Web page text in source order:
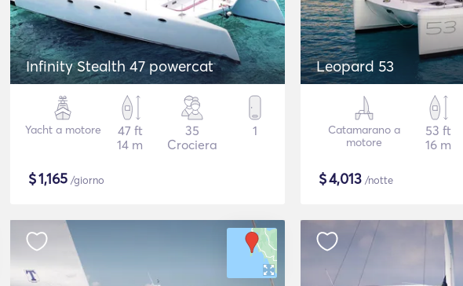
Infinity Stealth 47 powercat
Yacht a motore
47 ft
14 m
35
Crociera
1
$1,165 /giorno
Leopard 53
Catamarano a
motore
53 ft
16 m
$4,013 /notte